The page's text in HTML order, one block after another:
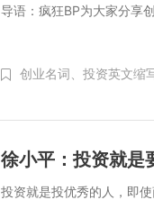
导语：疯狂BP为大家分享
创业名词、 投资英文缩
徐小平：投资就是
投资就是投优秀的人，即使